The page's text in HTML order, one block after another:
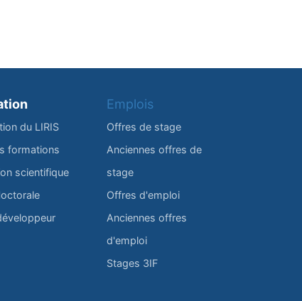
du LIRIS
formations
scientifique
Emplois
Offres de stage
Anciennes offres de
stage
Offres d'emploi
Anciennes offres
d'emploi
Stages 3IF